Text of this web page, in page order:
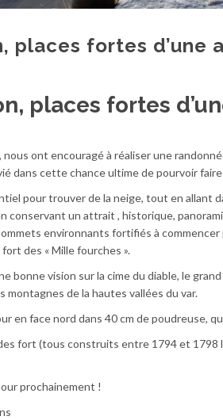
places fortes d’une
places fortes
ont encouragé à réaliser une
dans cette chance ultime de pourvoir
pour trouver de la neige, tout en allant
conservant un attrait , historique,
environnants fortifiés à commencer
des « Mille fourches ».
bonne vision sur la cime du diable, le
montagnes de la hautes vallées du var.
en face nord dans 40 cm de poudreuse,
fort (tous construits entre 1794 et 1798
prochainement !